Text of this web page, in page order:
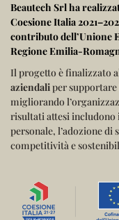
Beautech Srl ha
Coesione Italia
contributo dell’Unione
Regione Emilia-
Il progetto è finalizzato
aziendaliper supportare
migliorando
risultati attesi includono
personale, l’adozione
competitività e